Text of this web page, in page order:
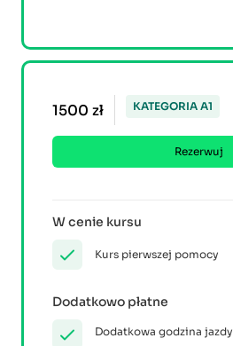
1500 zł KATEGORIA A1
Rezerwuj
W cenie kursu
Kurs pierwszej pomocy
Dodatkowo płatne
Dodatkowa godzina jazdy